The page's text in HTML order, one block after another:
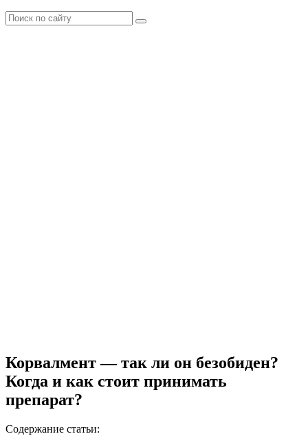
Корвалмент — так ли он безобиден?
Когда и как стоит принимать
препарат?
Содержание статьи: